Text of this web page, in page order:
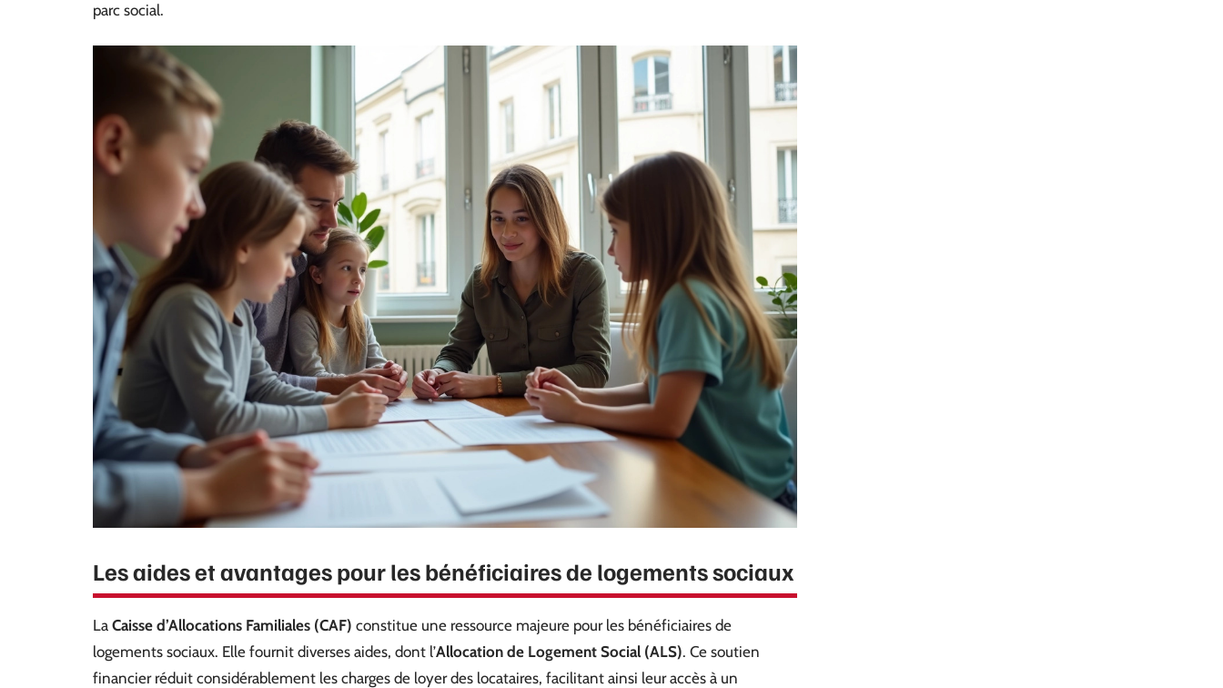
parc social.
Les aides et avantages pour les bénéficiaires de logements sociaux
La Caisse d’Allocations Familiales (CAF) constitue une ressource majeure pour les bénéficiaires de
logements sociaux. Elle fournit diverses aides, dont l’Allocation de Logement Social (ALS). Ce soutien
financier réduit considérablement les charges de loyer des locataires, facilitant ainsi leur accès à un